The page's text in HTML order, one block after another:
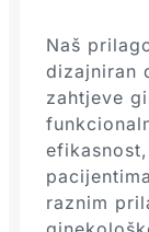
Naš
dizajniran
zahtjeve
raznim